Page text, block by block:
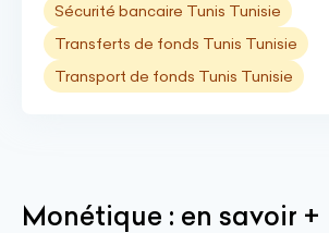
Sécurité bancaire Tunis Tunisie
Transferts de fonds Tunis Tunisie
Transport de fonds Tunis Tunisie
Monétique : en savoir +